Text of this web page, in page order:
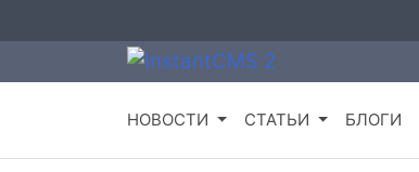
НОВОСТИ СТАТЬИ БЛОГИ